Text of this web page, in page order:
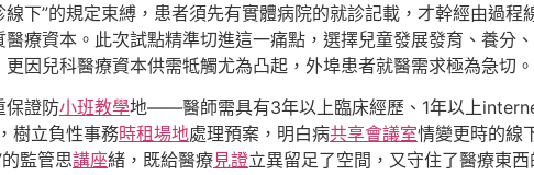
下”的規定束縛，患者須先有實體病院的就診記載，才幹經由過
療資本。此次試點精準切進這一痛點，選擇兒童發展發育、養分
因兒科醫療資本供需牴觸尤為凸起，外埠患者就醫需求極為急切。
保證防小班教學地——醫師需具有3年以上臨床經歷、1年以上
樹立負性事務時租場地處理預案，明白病共享會議室情變更時的線
監管思講座緒，既給醫療見證立異留足了空間，又守住了醫療東